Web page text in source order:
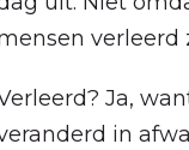
verleerd
Ja,
in